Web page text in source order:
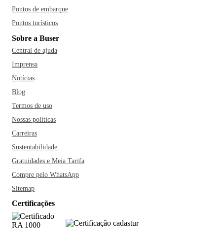
Pontos de embarque
Pontos turísticos
Sobre a Buser
Central de ajuda
Imprensa
Notícias
Blog
Termos de uso
Nossas políticas
Carreiras
Sustentabilidade
Gratuidades e Meia Tarifa
Compre pelo WhatsApp
Sitemap
Certificações